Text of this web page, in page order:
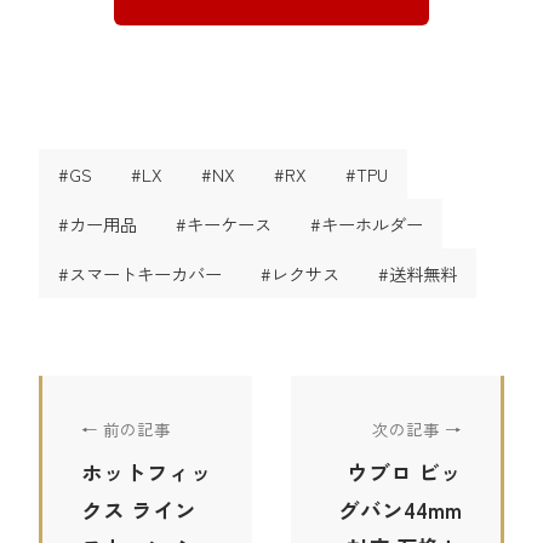
#GS #LX #NX #RX
#TPU
#カー用品
#キーケース
#キーホルダー
#スマートキーカバー
#レクサス #送料無料
← 前の記事
ホットフィッ
クス ライン
次の記事 →
ウブロ ビッ
グバン44mm